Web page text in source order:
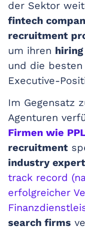
der Sektor
fintech
recruitment
um ihren
und die
Executive-
Im Gegensatz
Agenturen
Firmen wie
recruitment
industry
track record
erfolgreicher
search firms